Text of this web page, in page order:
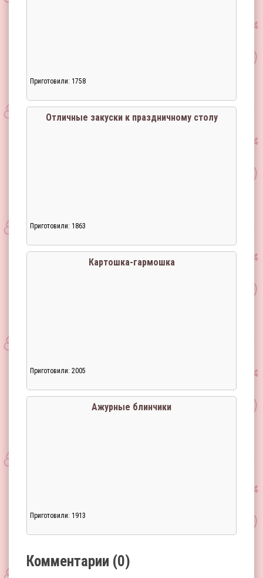
Приготовили: 1758
Отличные закуски к праздничному столу
Приготовили: 1863
Картошка-гармошка
Приготовили: 2005
Ажурные блинчики
Приготовили: 1913
Комментарии (0)